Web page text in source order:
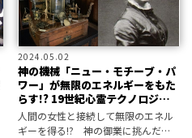
2024.05.02
神の機械「ニュー・モチーブ・パ
ワー」が無限のエネルギーをもた
らす!? 19世紀心霊テクノロジー
の到達点
人間の女性と接続して無限のエネル
ギーを得る!? 神の御業に挑んだ、